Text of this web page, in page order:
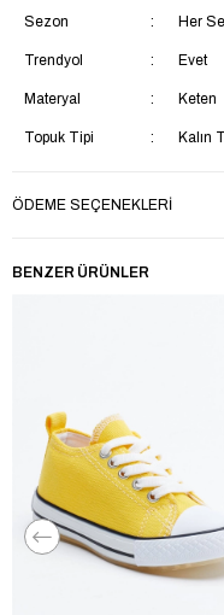
Sezon Her
Trendyol Evet
Materyal Keten
Topuk Tipi Kalın
Menşei
ÖDEME SEÇENEKLERI
BENZER ÜRÜNLER